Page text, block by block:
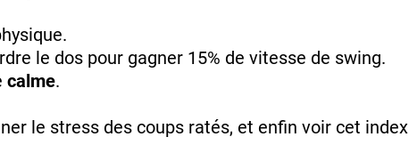
le dos pour gagner 15% de vitesse de swing.
calme.
le stress des coups ratés, et enfin voir cet index